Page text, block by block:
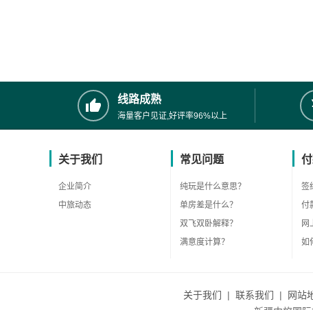
线路成熟
海量客户见证,好评率96%以上
关于我们
企业简介
中旅动态
常见问题
纯玩是什么意思？
单房差是什么？
双飞双卧解释？
满意度计算？
签
付
网
如
关于我们 | 联系我们 | 网站